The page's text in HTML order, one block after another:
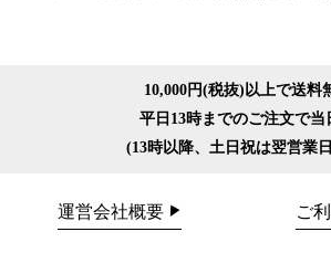
10,000円(税抜)以上で送料
平日13時までのご注文で当
(13時以降、土日祝は翌営業
運営会社概要 ご